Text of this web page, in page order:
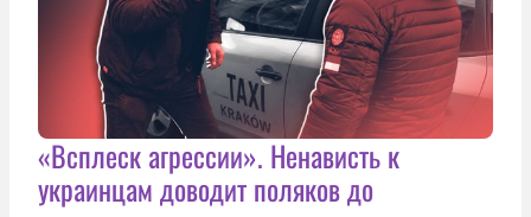
«Всплеск агрессии». Ненависть к
украинцам доводит поляков до